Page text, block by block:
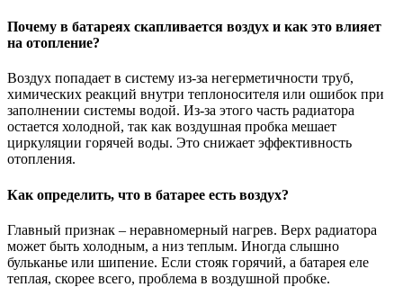
Почему в батареях скапливается воздух и как это влияет
на отопление?
Воздух попадает в систему из-за негерметичности труб,
химических реакций внутри теплоносителя или ошибок при
заполнении системы водой. Из-за этого часть радиатора
остается холодной, так как воздушная пробка мешает
циркуляции горячей воды. Это снижает эффективность
отопления.
Как определить, что в батарее есть воздух?
Главный признак – неравномерный нагрев. Верх радиатора
может быть холодным, а низ теплым. Иногда слышно
бульканье или шипение. Если стояк горячий, а батарея еле
теплая, скорее всего, проблема в воздушной пробке.